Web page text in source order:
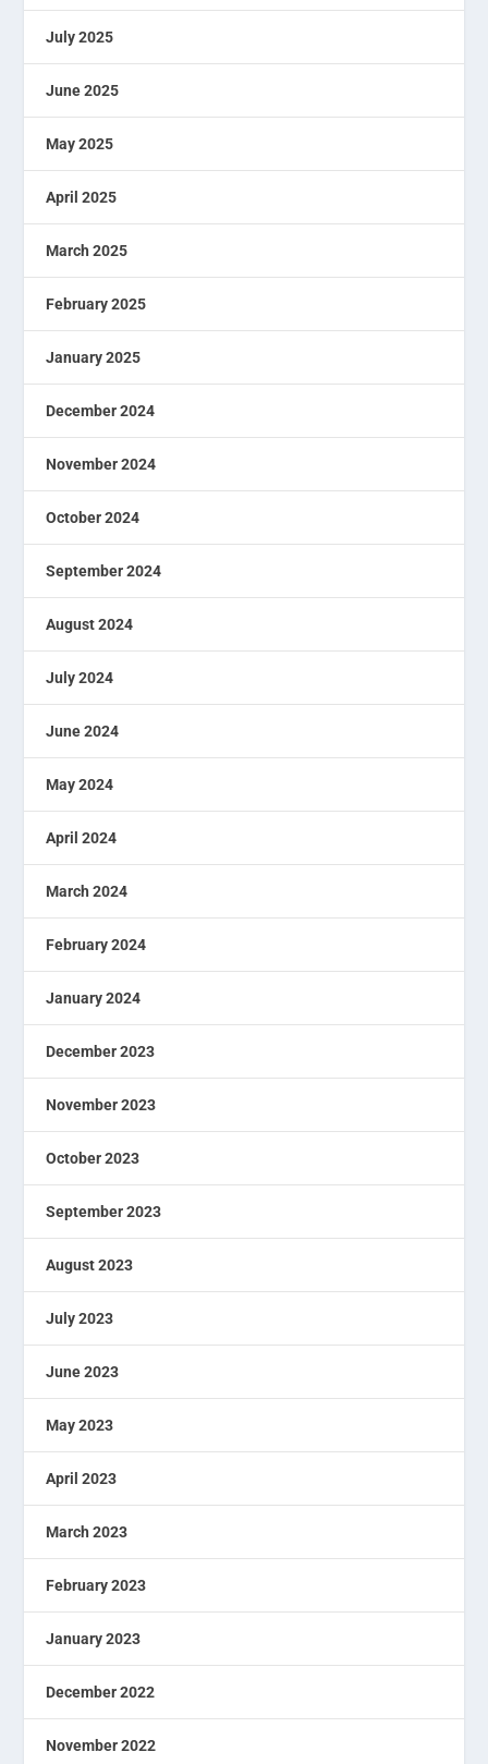
July 2025
June 2025
May 2025
April 2025
March 2025
February 2025
January 2025
December 2024
November 2024
October 2024
September 2024
August 2024
July 2024
June 2024
May 2024
April 2024
March 2024
February 2024
January 2024
December 2023
November 2023
October 2023
September 2023
August 2023
July 2023
June 2023
May 2023
April 2023
March 2023
February 2023
January 2023
December 2022
November 2022